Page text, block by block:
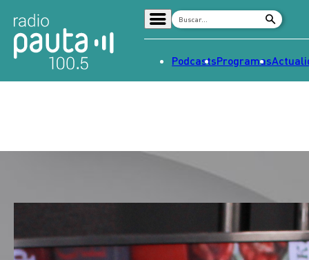
Señal 2
Contenido Patrocinado
PodcastsProgramas